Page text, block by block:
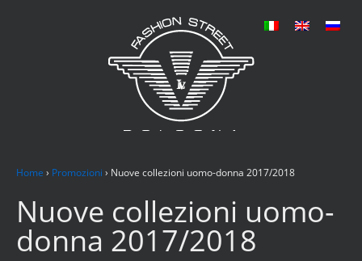
Home › Promozioni › Nuove collezioni uomo-donna 2017/2018
Nuove collezioni uomo-
donna 2017/2018